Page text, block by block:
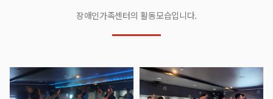
장애인가족센터의 활동모습입니다.